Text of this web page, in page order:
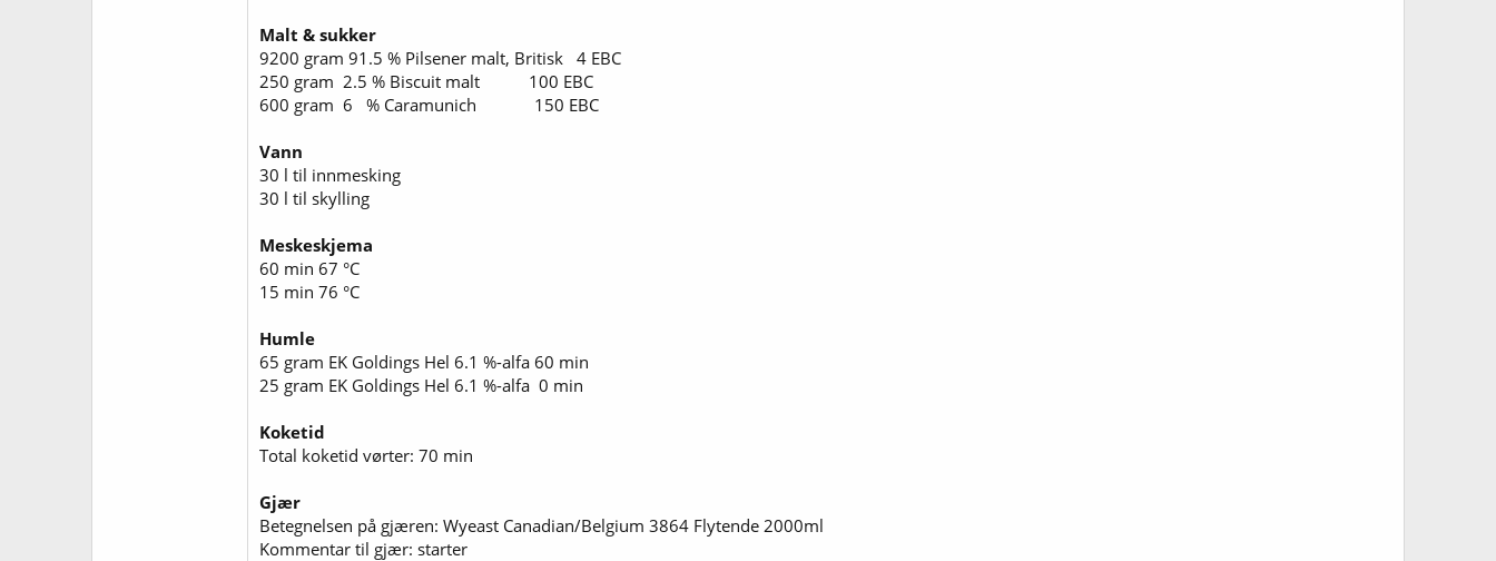
Malt & sukker
9200 gram 91.5 % Pilsener malt, Britisk 4 EBC
250 gram 2.5 % Biscuit malt 100 EBC
600 gram 6 % Caramunich 150 EBC
Vann
30 l til innmesking
30 l til skylling
Meskeskjema
60 min 67 °C
15 min 76 °C
Humle
65 gram EK Goldings Hel 6.1 %-alfa 60 min
25 gram EK Goldings Hel 6.1 %-alfa 0 min
Koketid
Total koketid vørter: 70 min
Gjær
Betegnelsen på gjæren: Wyeast Canadian/Belgium 3864 Flytende 2000ml
Kommentar til gjær: starter